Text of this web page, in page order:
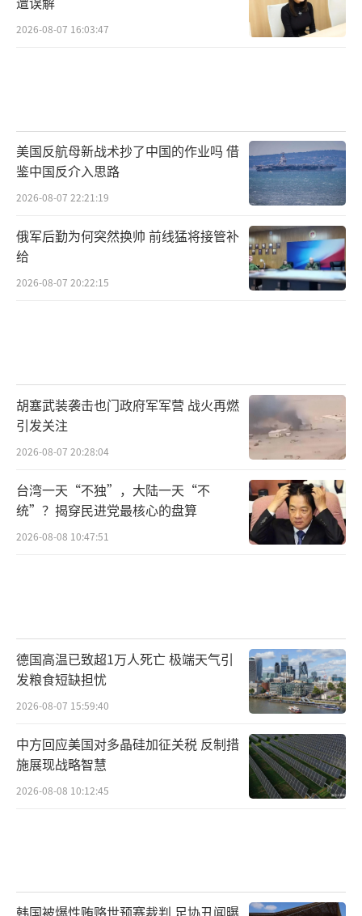
腔调。更惊人的是随后画面：苏梅州边境哨所
进入新阶段。
与古巴雇佣军不同，朝军以成建制单位加
入俄军体系。总参谋部情报显示，第108师团配
备最新“火星-11”弹道导弹，其射程覆盖哈尔
科夫至第聂伯罗。朝方获得的回报是能源与粮
援——俄油轮“勇士号”9月抵朝时卸载20万吨
示：“朝鲜炮兵现在杀死乌克兰人的炮弹，是
用俄罗斯石油制造的。”
美国财长贝森特10月15日宣布“85名参议
税！”这一举措将经济战推向新维度。这种名
为“乌克兰胜利关税”的设计，实则是将特朗
普贸易保护主义与对俄制裁捆绑的创举。其精
示，2024年俄油占大国进口比例已达19%，若
突然断供将冲击全球供应链。更关键的是，贝
森特要求“欧洲必须同步行动”，而德法对此
大国外交部发言人回应称，同包括俄罗斯
在内的世界各国开展正常的经贸能源合作正当
兰危机问题上，一贯秉持客观公正立场，光明
2026-08-07 16:03:47
美国反航母新战术抄了中国的作业吗 借
鉴中国反介入思路
2026-08-07 22:21:19
俄军后勤为何突然换帅 前线猛将接管补
给
2026-08-07 20:22:15
胡塞武装袭击也门政府军军营 战火再燃
引发关注
2026-08-07 20:28:04
台湾一天“不独”，大陆一天“不
统”？揭穿民进党最核心的盘算
2026-08-08 10:47:51
德国高温已致超1万人死亡 极端天气引
发粮食短缺担忧
2026-08-07 15:59:40
中方回应美国对多晶硅加征关税 反制措
施展现战略智慧
2026-08-08 10:12:45